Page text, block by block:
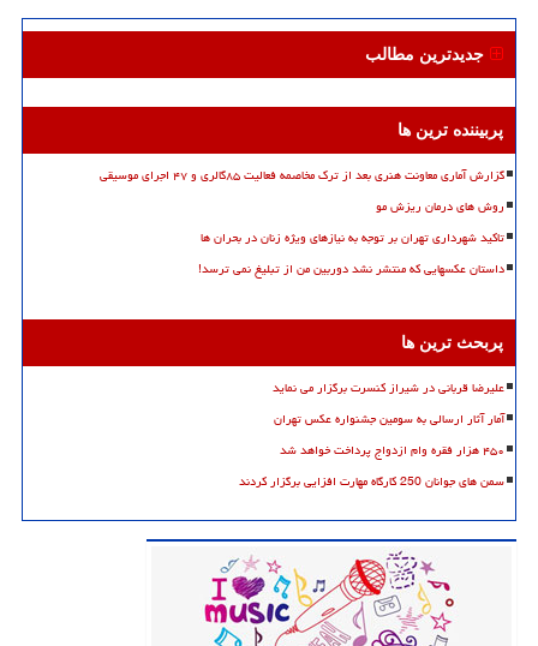
جدیدترین مطالب
پربیننده ترین ها
گزارش آماری معاونت هنری بعد از ترک مخاصمه فعالیت ۸۵گالری و ۴۷ اجرای موسیقی
روش های درمان ریزش مو
تاکید شهرداری تهران بر توجه به نیازهای ویژه زنان در بحران ها
داستان عکسهایی که منتشر نشد دوربین من از تبلیغ نمی ترسد!
پربحث ترین ها
علیرضا قربانی در شیراز کنسرت برگزار می نماید
آمار آثار ارسالی به سومین جشنواره عکس تهران
۴۵۰ هزار فقره وام ازدواج پرداخت خواهد شد
سمن های جوانان 250 کارگاه مهارت افزایی برگزار کردند